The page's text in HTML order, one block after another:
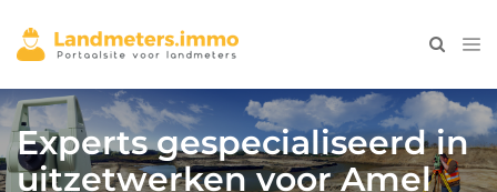
Experts gespecialiseerd in
uitzetwerken voor Amel